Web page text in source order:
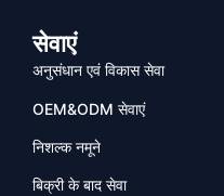
सेवाएं
अनुसंधान एवं विकास सेवा
OEM&ODM सेवाएं
निशल्क नमूने
बिक्री के बाद सेवा